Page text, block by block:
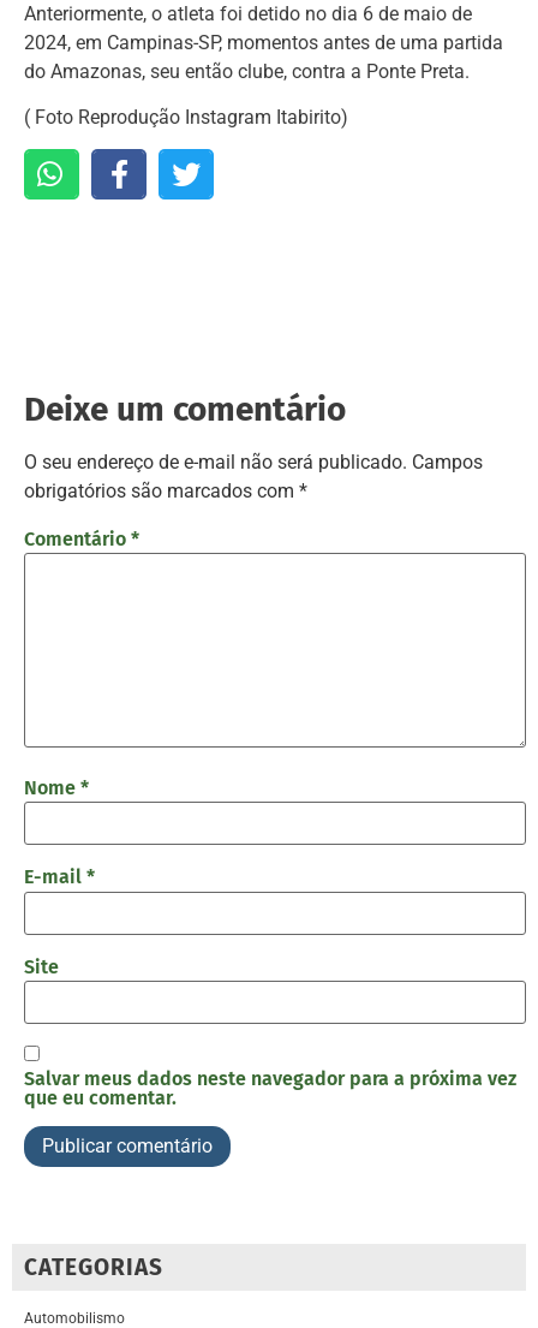
Anteriormente, o atleta foi detido no dia 6 de maio de
2024, em Campinas-SP, momentos antes de uma partida
do Amazonas, seu então clube, contra a Ponte Preta.
( Foto Reprodução Instagram Itabirito)
Deixe um comentário
O seu endereço de e-mail não será publicado. Campos
obrigatórios são marcados com *
Comentário *
Nome *
E-mail *
Site
Salvar meus dados neste navegador para a próxima vez
que eu comentar.
CATEGORIAS
Automobilismo